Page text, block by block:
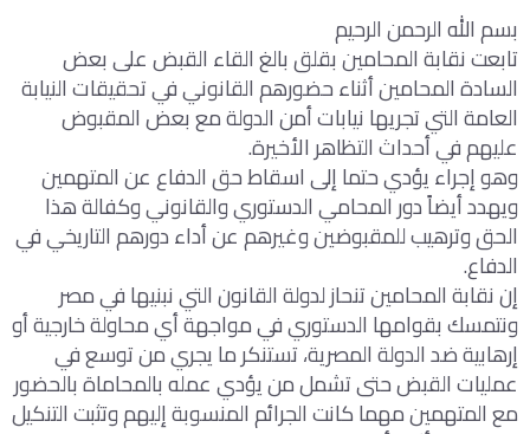
بسم الله الرحمن الرحيم
تابعت نقابة المحامين بقلق بالغ القاء القبض على بعض
السادة المحامين أثناء حضورهم القانوني في تحقيقات النيابة
العامة التي تجريها نيابات أمن الدولة مع بعض المقبوض
عليهم في أحداث التظاهر الأخيرة.
وهو إجراء يؤدي حتما إلى اسقاط حق الدفاع عن المتهمين
ويهدد أيضاً دور المحامي الدستوري والقانوني وكفالة هذا
الحق وترهيب للمقبوضين وغيرهم عن أداء دورهم التاريخي في
الدفاع.
إن نقابة المحامين تنحاز لدولة القانون التي نبنيها في مصر
ونتمسك بقوامها الدستوري في مواجهة أي محاولة خارجية أو
إرهابية ضد الدولة المصرية، تستنكر ما يجري من توسع في
عمليات القبض حتى تشمل من يؤدي عمله بالمحاماة بالحضور
مع المتهمين مهما كانت الجرائم المنسوبة إليهم وتثبت التنكيل